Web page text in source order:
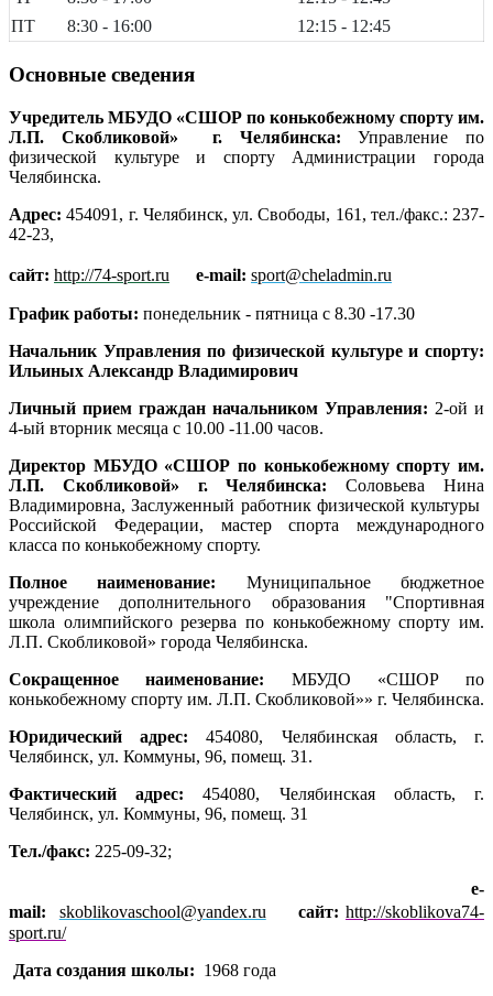
ПТ
8:30 - 16:00 12:15 - 12:45
Основные сведения
Учредитель МБУДО «СШОР по конькобежному спорту им.
Л.П. Скобликовой»
г. Челябинска:Управление по
физической культуре и спорту Администрации города
Челябинска.
Адрес: 454091, г. Челябинск, ул. Свободы, 161, тел./факс.: 237-
42-23,
сайт: http://74-sport.ru e-mail: sport@cheladmin.ru
График работы: понедельник - пятница с 8.30 -17.30
Начальник Управления по физической культуре и спорту:
Ильиных Александр Владимирович
Личный прием граждан начальником Управления: 2-ой и
4-ый вторник месяца с 10.00 -11.00 часов.
Директор МБУДО «СШОР по конькобежному спорту им.
Л.П. Скобликовой» г. Челябинска:Соловьева Нина
Владимировна, Заслуженный работник физической культуры
Российской Федерации, мастер спорта международного
класса по конькобежному спорту.
Полное наименование: Муниципальное бюджетное
учреждение дополнительного образования "Спортивная
школа олимпийского резерва по конькобежному спорту им.
Л.П. Скобликовой» города Челябинска.
Сокращенное наименование: МБУДО «СШОР по
конькобежному спорту им. Л.П. Скобликовой»» г. Челябинска.
Юридический адрес: 454080, Челябинская область, г.
Челябинск, ул. Коммуны, 96, помещ. 31.
Фактический адрес: 454080, Челябинская область, г.
Челябинск, ул. Коммуны, 96, помещ. 31
Тел./факс: 225-09-32;
e-
mail: skoblikovaschool@yandex.ru сайт: http://skoblikova74-
sport.ru/
Дата создания школы: 1968 года